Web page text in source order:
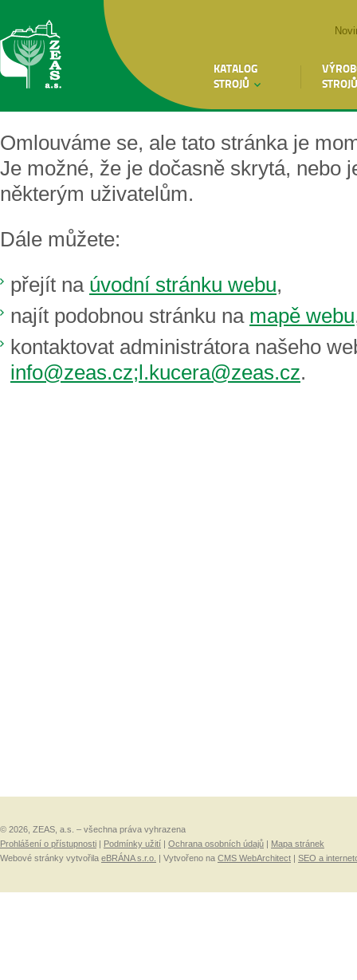
KATALOG
STROJŮ
STROJŮ
Omlouváme se, ale tato stránka je
Je možné, že je dočasně skrytá, nebo
některým uživatelům.
Dále můžete:
přejít na úvodní stránku webu,
najít podobnou stránku na mapě webu
kontaktovat administrátora našeho
info@zeas.cz;l.kucera@zeas.cz.
© 2026, ZEAS, a.s. – všechna práva vyhrazena
Prohlášení o přístupnosti
Podmínky užití Ochrana osobních údajů
Mapa stránek
Webové stránky vytvořila eBRÁNA s.r.o. | Vytvořeno na CMS WebArchitect SEO a